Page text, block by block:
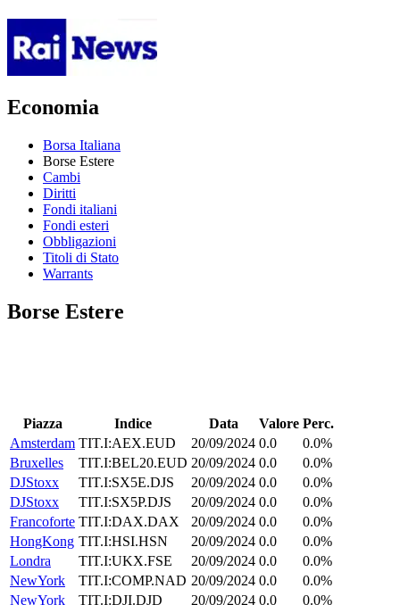
Economia
Borsa Italiana
Borse Estere
Cambi
Diritti
Fondi italiani
Fondi esteri
Obbligazioni
Titoli di Stato
Warrants
Borse Estere
Piazza Indice Data Valore Perc.
Amsterdam TIT.I:AEX.EUD 20/09/2024 0.0
0.0%
Bruxelles
TIT.I:BEL20.EUD 20/09/2024 0.0
0.0%
DJStoxx
TIT.I:SX5E.DJS 20/09/2024 0.0
0.0%
DJStoxx
TIT.I:SX5P.DJS 20/09/2024 0.0
0.0%
Francoforte TIT.I:DAX.DAX 20/09/2024 0.0
0.0%
HongKong TIT.I:HSI.HSN 20/09/2024 0.0
0.0%
Londra
TIT.I:UKX.FSE 20/09/2024 0.0
0.0%
NewYork
TIT.I:COMP.NAD 20/09/2024 0.0
0.0%
NewYork
TIT.I:DJI.DJD 20/09/2024 0.0
0.0%